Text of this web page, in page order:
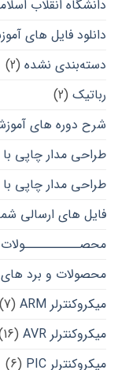
دانشگاه انقلاب
دانلود فایل های
دسته‌بندی نشده (2)
رباتیک (2)
شرح دوره های
طراحی مدار چاپی با Allegro
طراحی مدار چاپی با Altium
فایل های ارسالی
محصولات و برد
میکروکنترلر ARM
(7)
میکروکنترلر AVR
(16)
میکروکنترلر PIC
(6)